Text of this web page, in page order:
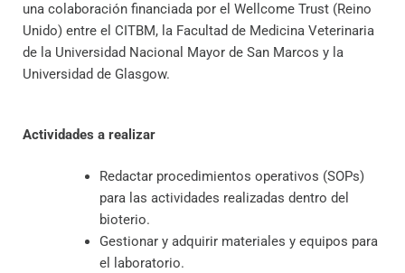
una colaboración financiada por el Wellcome Trust (Reino
Unido) entre el CITBM, la Facultad de Medicina Veterinaria
de la Universidad Nacional Mayor de San Marcos y la
Universidad de Glasgow.
Actividades a realizar
Redactar procedimientos operativos (SOPs)
para las actividades realizadas dentro del
bioterio.
Gestionar y adquirir materiales y equipos para
el laboratorio.